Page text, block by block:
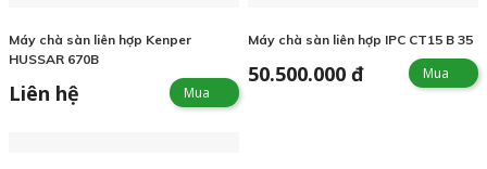
Máy chà sàn liên hợp Kenper
HUSSAR 670B
Liên hệ Mua
Máy chà sàn liên hợp IPC CT15 B 35
50.500.000 đ Mua